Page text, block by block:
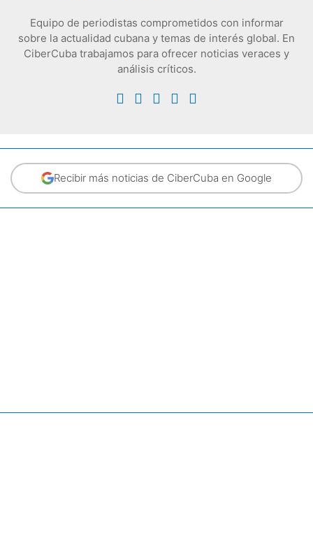
Equipo de periodistas comprometidos con informar
sobre la actualidad cubana y temas de interés global. En
CiberCuba trabajamos para ofrecer noticias veraces y
análisis críticos.
Recibir más noticias de CiberCuba en Google